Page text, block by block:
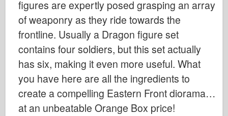
Dnepromodelis
Drakonas
Eduardas
E.T. Modelis
Smulkios pelėsiai
Valoro pajėgos
Friulmodel
figures are expertly posed grasping an array
of weaponry as they ride towards the
frontline. Usually a Dragon figure set
contains four soldiers, but this set actually
has six, making it even more useful. What
you have here are all the ingredients to
create a compelling Eastern Front diorama…
at an unbeatable Orange Box price!